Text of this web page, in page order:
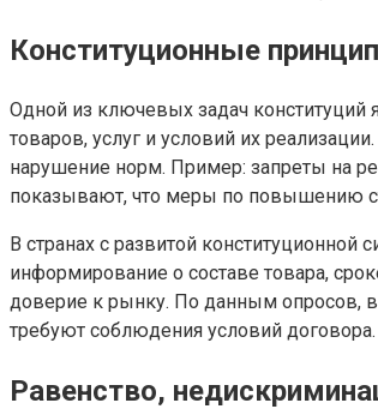
Конституционные
Одной из ключевых задач конституций
товаров, услуг и условий их
нарушение норм. Пример: запреты на
показывают, что меры по повышению
В странах с развитой
информирование о составе товара,
доверие к рынку. По данным опросов,
требуют соблюдения условий договора.
Равенство,